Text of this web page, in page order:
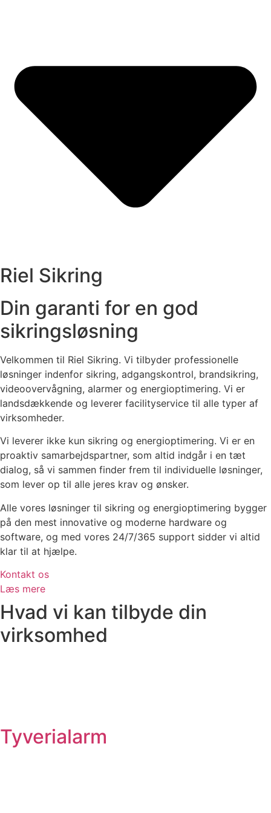
Riel Sikring
Din garanti for en god
sikringsløsning
Velkommen til Riel Sikring. Vi tilbyder professionelle
løsninger indenfor sikring, adgangskontrol, brandsikring,
videoovervågning, alarmer og energioptimering. Vi er
landsdækkende og leverer facilityservice til alle typer af
virksomheder.
Vi leverer ikke kun sikring og energioptimering. Vi er en
proaktiv samarbejdspartner, som altid indgår i en tæt
dialog, så vi sammen finder frem til individuelle løsninger,
som lever op til alle jeres krav og ønsker.
Alle vores løsninger til sikring og energioptimering bygger
på den mest innovative og moderne hardware og
software, og med vores 24/7/365 support sidder vi altid
klar til at hjælpe.
Kontakt os
Læs mere
Hvad vi kan tilbyde din
virksomhed
Tyverialarm